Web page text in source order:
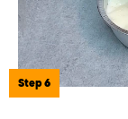
Step 6